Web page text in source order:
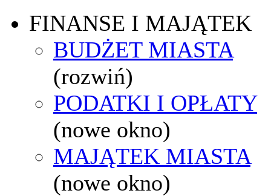
FINANSE I MAJĄTEK
BUDŻET MIASTA
(rozwiń)
PODATKI I OPŁATY
(nowe okno)
MAJĄTEK MIASTA
(nowe okno)